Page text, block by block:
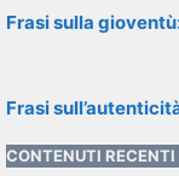
Frasi sulla
Frasi
CONTENUTI RECENTI